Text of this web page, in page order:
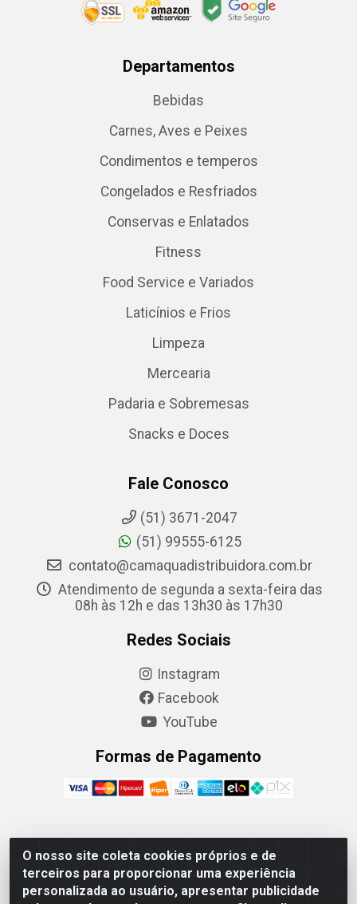
O nosso site coleta cookies próprios e de
terceiros para proporcionar uma experiência
personalizada ao usuário, apresentar publicidade
Departamentos
Bebidas
Carnes, Aves e Peixes
Condimentos e temperos
Congelados e Resfriados
Conservas e Enlatados
Fitness
Food Service e Variados
Laticínios e Frios
Limpeza
Mercearia
Padaria e Sobremesas
Snacks e Doces
Fale Conosco
(51) 3671-2047
(51) 99555-6125
contato@camaquadistribuidora.com.br
Atendimento de segunda a sexta-feira das
08h às 12h e das 13h30 às 17h30
Redes Sociais
Instagram
Facebook
YouTube
Formas de Pagamento
Camaquã Distribuidora Ltda - Avenida Conego Luiz W
Hanquet, 1001 - Parque Residencial do Arroio Duro,
Camaquã/RS - CEP 96.789-102 - CNPJ
07.061.124/0001-26